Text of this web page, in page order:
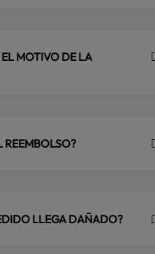
MOTIVO DE LA
REEMBOLSO?
LLEGA DAÑADO?